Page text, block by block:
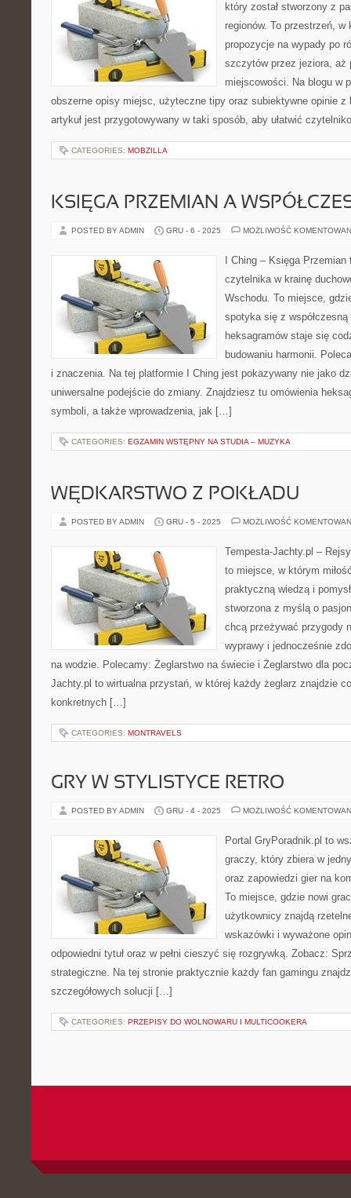
który został stworzony z
regionów. To przestrzeń,
propozycje na wypady po
szczytów przez jeziora, aż
miejscowości. Na blogu w
obszerne opisy miejsc, użyteczne tipy oraz subiektywne opinie z
artykuł jest przygotowywany w taki sposób, aby ułatwić
CATEGORIES: MOBZILLA
KSIĘGA PRZEMIAN A
POSTED BY ADMIN GRU - 6 - 2025 MOŻLIWOŚĆ
I Ching – Księga
czytelnika w krainę
Wschodu. To miejsce,
spotyka się z
heksagramów staje się
budowaniu harmonii.
i znaczenia. Na tej platformie I Ching jest pokazywany nie jako
uniwersalne podejście do zmiany. Znajdziesz tu omówienia
symboli, a także wprowadzenia, jak […]
CATEGORIES: EGZAMIN WSTĘPNY NA STUDIA – MUZYKA
WĘDKARSTWO Z POKŁADU
POSTED BY ADMIN GRU - 5 - 2025 MOŻLIWOŚĆ
Tempesta-Jachty.pl –
to miejsce, w którym
praktyczną wiedzą i
stworzona z myślą o
chcą przeżywać przygody
wyprawy i jednocześnie
na wodzie. Polecamy: Żeglarstwo na świecie i Żeglarstwo dla
Jachty.pl to wirtualna przystań, w której każdy żeglarz znajdzie
konkretnych […]
CATEGORIES: MONTRAVELS
GRY W STYLISTYCE RETRO
POSTED BY ADMIN GRU - 4 - 2025 MOŻLIWOŚĆ
Portal GryPoradnik.pl to
graczy, który zbiera w
oraz zapowiedzi gier na
To miejsce, gdzie nowi
użytkownicy znajdą
wskazówki i wyważone
odpowiedni tytuł oraz w pełni cieszyć się rozgrywką. Zobacz:
strategiczne. Na tej stronie praktycznie każdy fan gamingu
szczegółowych solucji […]
CATEGORIES: PRZEPISY DO WOLNOWARU I MULTICOOKERA